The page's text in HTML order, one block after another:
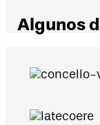
Algunos